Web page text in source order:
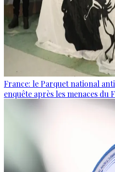
France: le Parquet national
enquête après les menaces du